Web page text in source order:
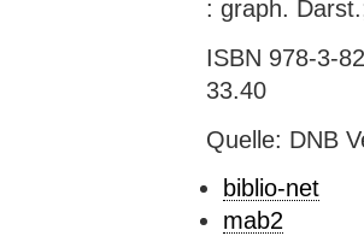
: graph.
ISBN 978-3-
33.40
Quelle: DNB
biblio-net
mab2